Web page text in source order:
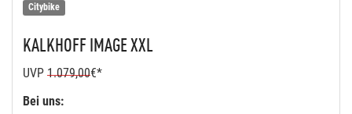
Citybike
KALKHOFFIMAGE XXL
UVP 1.079,00€*
Bei uns: